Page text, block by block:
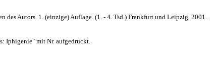
Autors. 1. (einzige) Auflage. (1. - 4. Tsd.) Frankfurt und Leipzig. 2001.
Iphigenie" mit Nr. aufgedruckt.